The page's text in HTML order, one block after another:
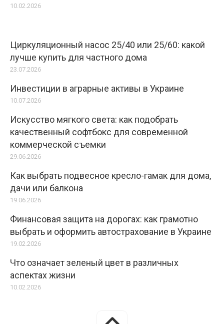
10.02.2026
Циркуляционный насос 25/40 или 25/60: какой
лучше купить для частного дома
23.07.2026
Инвестиции в аграрные активы в Украине
10.07.2026
Искусство мягкого света: как подобрать
качественный софтбокс для современной
коммерческой съемки
29.06.2026
Как выбрать подвесное кресло-гамак для дома,
дачи или балкона
19.06.2026
Финансовая защита на дорогах: как грамотно
выбрать и оформить автострахование в Украине
19.02.2026
Что означает зеленый цвет в различных
аспектах жизни
10.02.2026